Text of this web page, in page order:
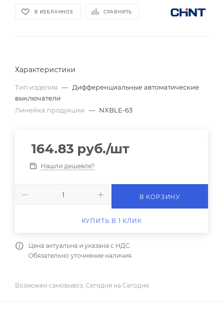
В ИЗБРАННОЕ СРАВНИТЬ
Характеристики
Тип изделия — Дифференциальные автоматические
выключатели
Линейка продукции — NXBLE-63
164.83 руб./шт
Нашли дешевле?
В КОРЗИНУ
КУПИТЬ В 1 КЛИК
Цена актуальна и указана с НДС.
Обязательно уточнение наличия.
Возможен самовывоз, Сегодня на Сегодня.